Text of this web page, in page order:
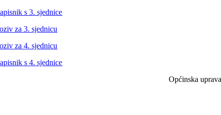
s 3. sjednice
za 3. sjednicu
za 4. sjednicu
s 4. sjednice
Općinska uprava